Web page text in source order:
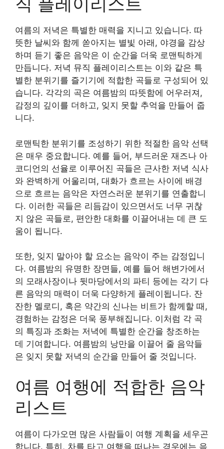
여름의 저녁은 특별한 매력을 지니고 있습니다. 따
뜻한 날씨와 함께 쏟아지는 별빛 아래, 야경을 감상
하며 듣기 좋은 음악은 이 순간을 더욱 로맨틱하게
만듭니다. 저녁 뮤직 플레이리스트는 이와 같은 특
별한 분위기를 즐기기에 적합한 곡들로 구성되어 있
습니다. 각각의 곡은 여름밤의 따뜻함에 어우러져,
감정의 깊이를 더하고, 잊지 못할 추억을 만들어 줍
니다.
로맨틱한 분위기를 조성하기 위한 적절한 음악 선택
은 매우 중요합니다. 예를 들어, 부드러운 재즈나 아
코디언의 선율로 이루어진 곡들은 근사한 저녁 식사
와 완벽하게 어울리며, 대화가 흐르는 사이에 배경
으로 흐르는 음악은 자연스러운 분위기를 연출합니
다. 이러한 곡들은 리듬감이 있으면서도 너무 귀찮
지 않은 곡들로, 편안한 대화를 이끌어내는 데 큰 도
움이 됩니다.
또한, 잊지 말아야 할 요소는 음악이 주는 감정입니
다. 여름밤의 유명한 장면들, 예를 들어 해변가에서
의 모래사장이나 뒷마당에서의 파티 등에는 각기 다
른 음악의 매력이 더욱 다양하게 플레이됩니다. 잔
잔한 멜로디, 혹은 약간의 신나는 비트가 함께할 때,
경험하는 감정은 더욱 풍부해집니다. 이처럼 각 곡
의 특징과 조화는 저녁에 특별한 순간을 창조하는
데 기여합니다. 여름밤의 낭만을 이끌어 줄 음악들
은 잊지 못할 저녁의 순간을 만들어 줄 것입니다.
여름 여행에 적합한 음악
리스트
여름이 다가오면 많은 사람들이 여행 계획을 세우곤
합니다. 특히, 차를 타고 여행을 떠나는 경우에는 음